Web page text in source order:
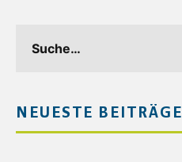
NEUESTE BEITRÄGE